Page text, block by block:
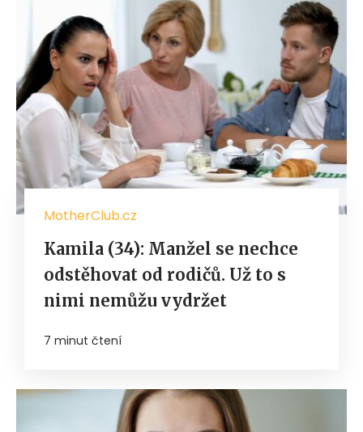
MotherClub.cz
Kamila (34): Manžel se nechce
odstěhovat od rodičů. Už to s
nimi nemůžu vydržet
7 minut čtení